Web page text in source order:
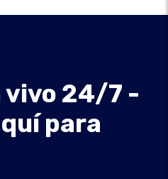
vivo 24/7 -
para